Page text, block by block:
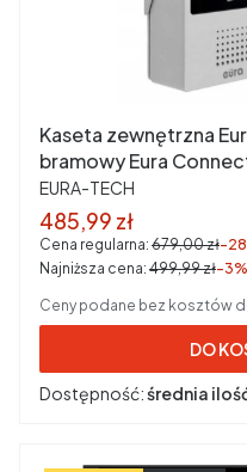
Kaseta zewnętrzna
bramowy Eura
PRODUCENT
EURA-TECH
Cena promocyjna
485,99 zł
Cena regularna: 679,00 zł-
Najniższa cena: 499,99 zł-3%
Ceny podane bez kosztów
DO
Dostępność:średnia